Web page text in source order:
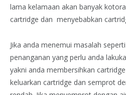
lama kelamaan akan banyak
cartridge dan menyebabkan
Jika anda menemui masalah
penanganan yang perlu anda
yakni anda membersihkan
keluarkan cartridge dan semprot